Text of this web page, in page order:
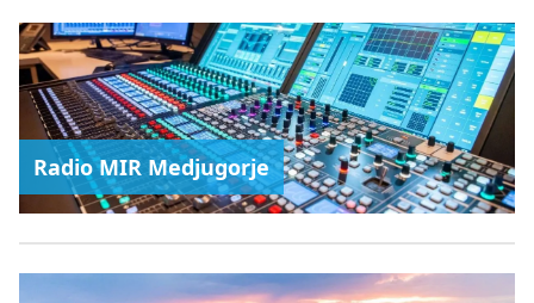
Radio MIR Medjugorje